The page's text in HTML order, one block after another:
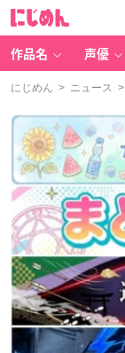
作品名 声優
にじめん > ニュース >